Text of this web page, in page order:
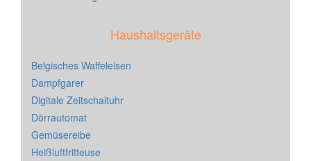
Haushaltsgeräte
Belgisches Waffeleisen
Dampfgarer
Digitale Zeitschaltuhr
Dörrautomat
Gemüsereibe
Heißluftfritteuse